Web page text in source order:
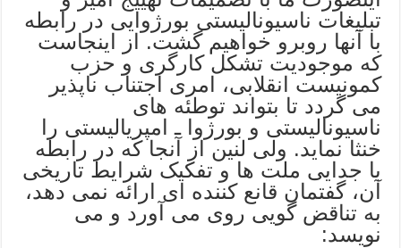
تبلیغات ناسیونالیستی بورژوایی در رابطه
با آنها روبرو خواهیم گشت. از اینجاست
که موجودیت تشکل کارگری و حزب
کمونیست انقلابی، امری اجتناب ناپذیر
می گردد تا بتواند توطئه های
ناسیونالیستی و بورژوا ـ امپریالیستی را
خنثا نماید. ولی لنین از آنجا که در رابطه
با جدایی ملت ها و تفکیک شرایط تاریخی
آن، گفتمان قانع کننده ای ارائه نمی دهد،
به تناقض گویی روی می آورد و می
نویسد: